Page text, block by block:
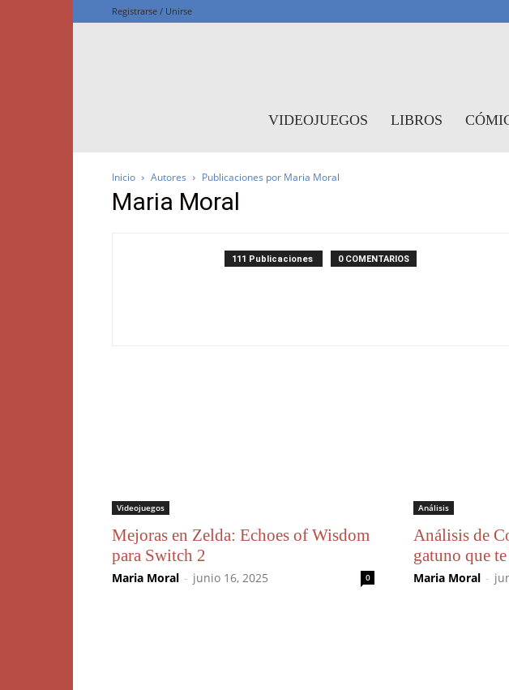
Registrarse / Unirse
VIDEOJUEGOS LIBROS
Inicio Autores Publicaciones por Maria Moral
Maria Moral
111 Publicaciones 0 COMENTARIOS
Videojuegos
Mejoras en Zelda: Echoes of Wisdom
para Switch 2
Maria Moral - junio 16, 2025 0
Análisis
Análisis de
gatuno que
Maria Moral -